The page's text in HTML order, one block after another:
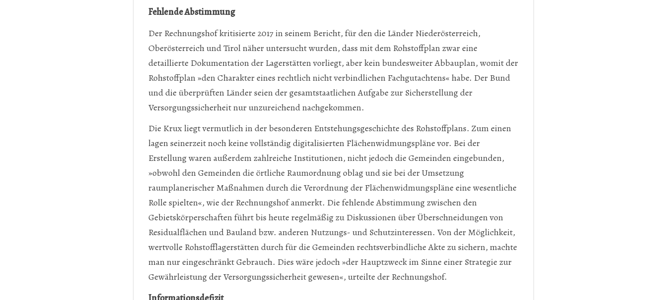
Fehlende Abstimmung
Der Rechnungshof kritisierte 2017 in seinem Bericht, für den die Länder Nieder­österreich,
Oberösterreich und Tirol näher untersucht wurden, dass mit dem Rohstoffplan zwar eine
detaillierte Dokumentation der Lagerstätten vorliegt, aber kein bundesweiter Abbauplan, womit der
Rohstoffplan »den Charakter eines rechtlich nicht verbindlichen Fachgutachtens« habe. Der Bund
und die überprüften Länder seien der gesamtstaatlichen Aufgabe zur Sicherstellung der
Versorgungssicherheit nur unzureichend nachgekommen.
Die Krux liegt vermutlich in der besonderen Entstehungsgeschichte des Rohstoffplans. Zum einen
lagen seinerzeit noch keine vollständig digitalisierten Flächenwidmungspläne vor. Bei der
Erstellung waren außerdem zahlreiche Institutionen, nicht jedoch die Gemeinden eingebunden,
»obwohl den Gemeinden die örtliche Raumordnung oblag und sie bei der Umsetzung
raumplanerischer Maßnahmen durch die Verordnung der Flächenwidmungspläne eine wesentliche
Rolle spielten«, wie der Rechnungshof anmerkt. Die fehlende Abstimmung zwischen den
Gebietskörperschaften führt bis heute regelmäßig zu Diskussionen über Überschneidungen von
Residualflächen und Bauland bzw. anderen Nutzungs- und Schutzinteressen. Von der Möglichkeit,
wertvolle Rohstofflagerstätten durch für die Gemeinden rechtsverbindliche Akte zu sichern, machte
man nur eingeschränkt Gebrauch. Dies wäre jedoch »der Hauptzweck im Sinne einer Strategie zur
Gewährleistung der Versorgungssicherheit gewesen«, urteilte der Rechnungshof.